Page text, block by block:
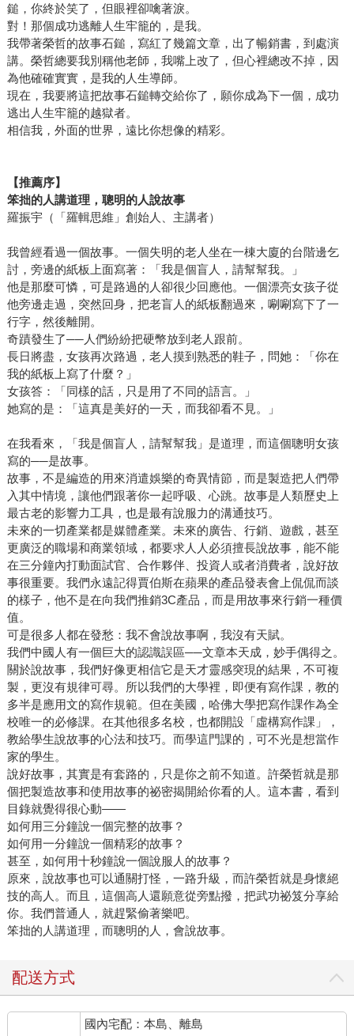
鎚，你終於笑了，但眼裡卻噙著淚。
對！那個成功逃離人生牢籠的，是我。
我帶著榮哲的故事石鎚，寫紅了幾篇文章，出了暢銷書，到處演
講。榮哲總要我別稱他老師，我嘴上改了，但心裡總改不掉，因
為他確確實實，是我的人生導師。
現在，我要將這把故事石鎚轉交給你了，願你成為下一個，成功
逃出人生牢籠的越獄者。
相信我，外面的世界，遠比你想像的精彩。
【推薦序】
笨拙的人講道理，聰明的人說故事
羅振宇（「羅輯思維」創始人、主講者）
我曾經看過一個故事。一個失明的老人坐在一棟大廈的台階邊乞
討，旁邊的紙板上面寫著：「我是個盲人，請幫幫我。」
他是那麼可憐，可是路過的人卻很少回應他。一個漂亮女孩子從
他旁邊走過，突然回身，把老盲人的紙板翻過來，唰唰寫下了一
行字，然後離開。
奇蹟發生了──人們紛紛把硬幣放到老人跟前。
長日將盡，女孩再次路過，老人摸到熟悉的鞋子，問她：「你在
我的紙板上寫了什麼？」
女孩答：「同樣的話，只是用了不同的語言。」
她寫的是：「這真是美好的一天，而我卻看不見。」
在我看來，「我是個盲人，請幫幫我」是道理，而這個聰明女孩
寫的──是故事。
故事，不是編造的用來消遣娛樂的奇異情節，而是製造把人們帶
入其中情境，讓他們跟著你一起呼吸、心跳。故事是人類歷史上
最古老的影響力工具，也是最有說服力的溝通技巧。
未來的一切產業都是媒體產業。未來的廣告、行銷、遊戲，甚至
更廣泛的職場和商業領域，都要求人人必須擅長說故事，能不能
在三分鐘內打動面試官、合作夥伴、投資人或者消費者，說好故
事很重要。我們永遠記得賈伯斯在蘋果的產品發表會上侃侃而談
的樣子，他不是在向我們推銷3C產品，而是用故事來行銷一種價
值。
可是很多人都在發愁：我不會說故事啊，我沒有天賦。
我們中國人有一個巨大的認識誤區──文章本天成，妙手偶得之。
關於說故事，我們好像更相信它是天才靈感突現的結果，不可複
製，更沒有規律可尋。所以我們的大學裡，即便有寫作課，教的
多半是應用文的寫作規範。但在美國，哈佛大學把寫作課作為全
校唯一的必修課。在其他很多名校，也都開設「虛構寫作課」，
教給學生說故事的心法和技巧。而學這門課的，可不光是想當作
家的學生。
說好故事，其實是有套路的，只是你之前不知道。許榮哲就是那
個把製造故事和使用故事的祕密揭開給你看的人。這本書，看到
目錄就覺得很心動——
如何用三分鐘說一個完整的故事？
如何用一分鐘說一個精彩的故事？
甚至，如何用十秒鐘說一個說服人的故事？
原來，說故事也可以通關打怪，一路升級，而許榮哲就是身懷絕
技的高人。而且，這個高人還願意從旁點撥，把武功祕笈分享給
你。我們普通人，就趕緊偷著樂吧。
笨拙的人講道理，而聰明的人，會說故事。
配送方式
國內宅配：本島、離島